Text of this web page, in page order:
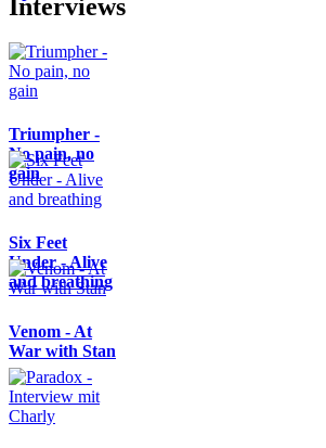
Interviews
Triumpher -
No pain, no
gain
Six Feet
Under - Alive
and breathing
Venom - At
War with Stan